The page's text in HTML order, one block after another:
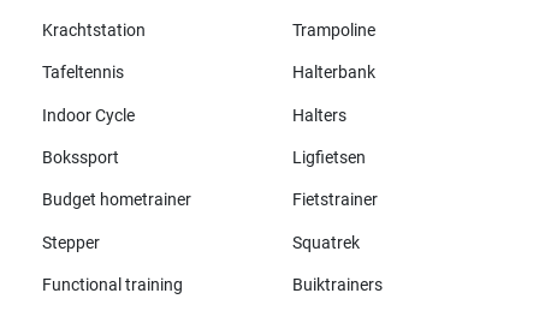
Krachtstation Trampoline
Tafeltennis Halterbank
Indoor Cycle Halters
Bokssport Ligfietsen
Budget hometrainer Fietstrainer
Stepper Squatrek
Functional training Buiktrainers